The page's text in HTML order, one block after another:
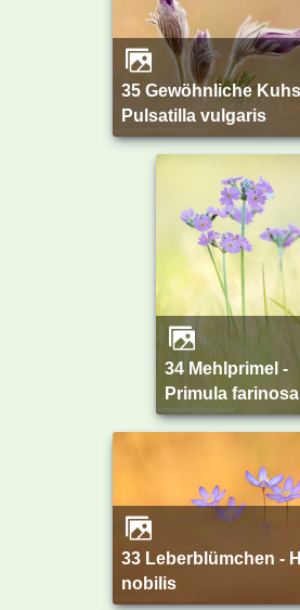
35 Gewöhnliche Kuhschelle -
Pulsatilla vulgaris
34 Mehlprimel -
Primula farinosa
33 Leberblümchen - Hepatica
nobilis